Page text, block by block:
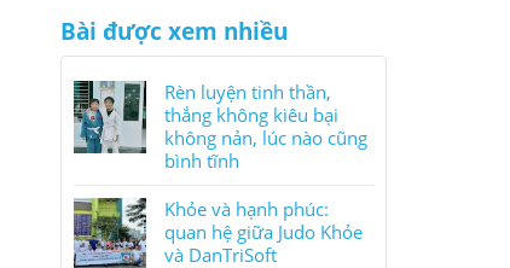
Bài được xem nhiều
Rèn luyện tinh thần,
thắng không kiêu bại
không nản, lúc nào cũng
bình tĩnh
Khỏe và hạnh phúc:
quan hệ giữa Judo Khỏe
và DanTriSoft